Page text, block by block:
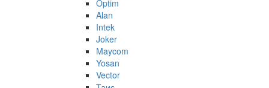
Optim
Alan
Intek
Joker
Maycom
Yosan
Vector